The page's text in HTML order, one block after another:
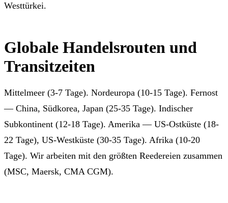
Westtürkei.
Globale Handelsrouten und
Transitzeiten
Mittelmeer (3-7 Tage). Nordeuropa (10-15 Tage). Fernost
— China, Südkorea, Japan (25-35 Tage). Indischer
Subkontinent (12-18 Tage). Amerika — US-Ostküste (18-
22 Tage), US-Westküste (30-35 Tage). Afrika (10-20
Tage). Wir arbeiten mit den größten Reedereien zusammen
(MSC, Maersk, CMA CGM).